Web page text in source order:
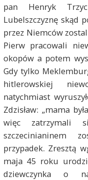
pan Henryk
Lubelszczyznę skąd
przez Niemców
Pierw pracowali
okopów a potem
Gdy tylko
hitlerowskiej
natychmiast
Zdzisław: „mama
więc zatrzymali
szczecinianinem
przypadek. Zresztą
maja 45 roku
dziewczynka o